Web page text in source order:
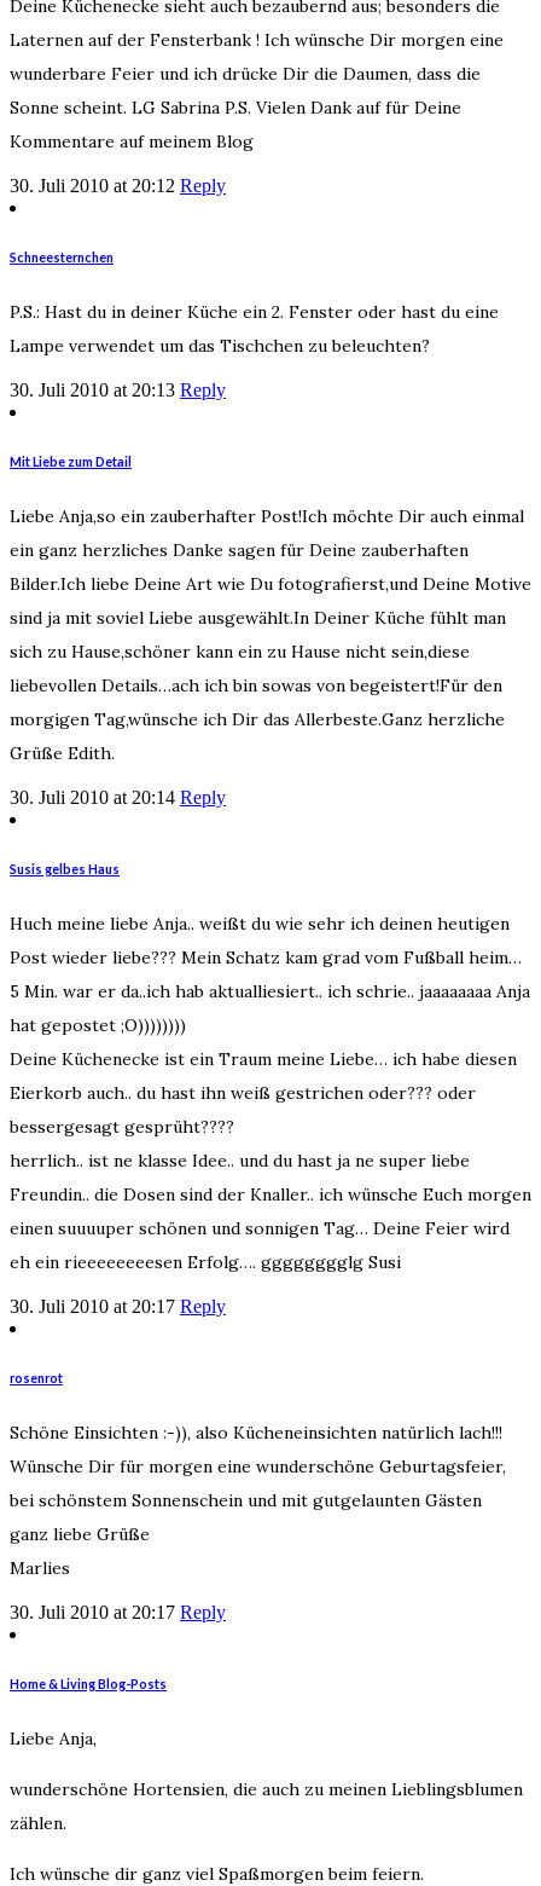
Deine Küchenecke sieht auch bezaubernd aus; besonders die
Laternen auf der Fensterbank ! Ich wünsche Dir morgen eine
wunderbare Feier und ich drücke Dir die Daumen, dass die
Sonne scheint. LG Sabrina P.S. Vielen Dank auf für Deine
Kommentare auf meinem Blog
30. Juli 2010 at 20:12 Reply
Schneesternchen
P.S.: Hast du in deiner Küche ein 2. Fenster oder hast du eine
Lampe verwendet um das Tischchen zu beleuchten?
30. Juli 2010 at 20:13 Reply
Mit Liebe zum Detail
Liebe Anja,so ein zauberhafter Post!Ich möchte Dir auch einmal
ein ganz herzliches Danke sagen für Deine zauberhaften
Bilder.Ich liebe Deine Art wie Du fotografierst,und Deine Motive
sind ja mit soviel Liebe ausgewählt.In Deiner Küche fühlt man
sich zu Hause,schöner kann ein zu Hause nicht sein,diese
liebevollen Details…ach ich bin sowas von begeistert!Für den
morgigen Tag,wünsche ich Dir das Allerbeste.Ganz herzliche
Grüße Edith.
30. Juli 2010 at 20:14 Reply
Susis gelbes Haus
Huch meine liebe Anja.. weißt du wie sehr ich deinen heutigen
Post wieder liebe??? Mein Schatz kam grad vom Fußball heim…
5 Min. war er da..ich hab aktualliesiert.. ich schrie.. jaaaaaaaa Anja
hat gepostet ;O))))))))
Deine Küchenecke ist ein Traum meine Liebe… ich habe diesen
Eierkorb auch.. du hast ihn weiß gestrichen oder??? oder
bessergesagt gesprüht????
herrlich.. ist ne klasse Idee.. und du hast ja ne super liebe
Freundin.. die Dosen sind der Knaller.. ich wünsche Euch morgen
einen suuuuper schönen und sonnigen Tag… Deine Feier wird
eh ein rieeeeeeeesen Erfolg…. gggggggglg Susi
30. Juli 2010 at 20:17 Reply
rosenrot
Schöne Einsichten :-)), also Kücheneinsichten natürlich lach!!!
Wünsche Dir für morgen eine wunderschöne Geburtagsfeier,
bei schönstem Sonnenschein und mit gutgelaunten Gästen
ganz liebe Grüße
Marlies
30. Juli 2010 at 20:17 Reply
Home & Living Blog-Posts
Liebe Anja,
wunderschöne Hortensien, die auch zu meinen Lieblingsblumen
zählen.
Ich wünsche dir ganz viel Spaßmorgen beim feiern.